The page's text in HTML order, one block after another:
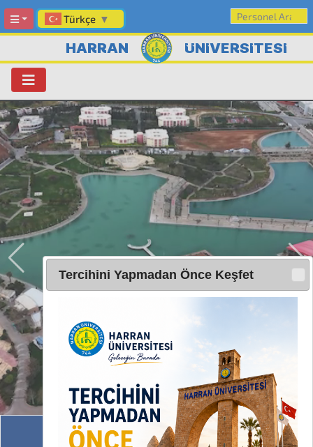
Türkçe ▼
HARRAN ÜNİVERSİTESİ
Akademik Birimler
Tercihini Yapmadan Önce Keşfet